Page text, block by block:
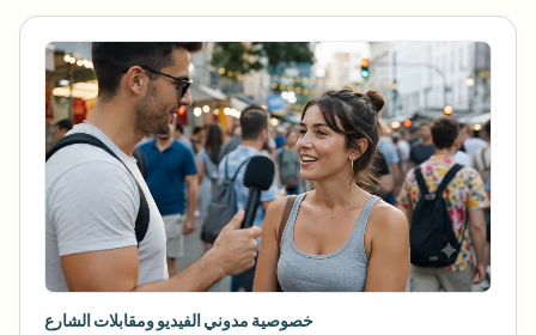
خصوصية مدوني الفيديو ومقابلات الشارع